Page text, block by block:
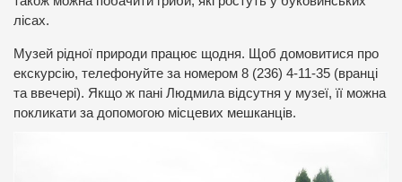
лісах.
Музей рідної природи працює щодня. Щоб домовитися про
екскурсію, телефонуйте за номером 8 (236) 4-11-35 (вранці
та ввечері). Якщо ж пані Людмила відсутня у музеї, її можна
покликати за допомогою місцевих мешканців.